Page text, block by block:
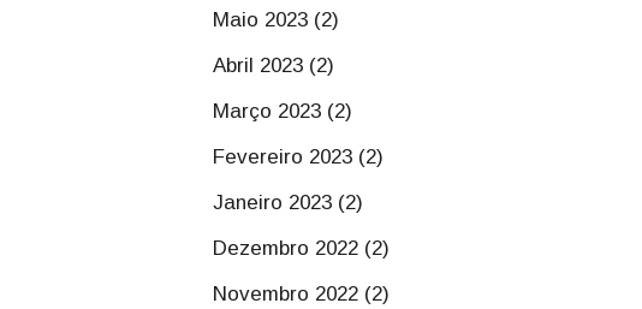
Maio 2023 (2)
Abril 2023 (2)
Março 2023 (2)
Fevereiro 2023 (2)
Janeiro 2023 (2)
Dezembro 2022 (2)
Novembro 2022 (2)